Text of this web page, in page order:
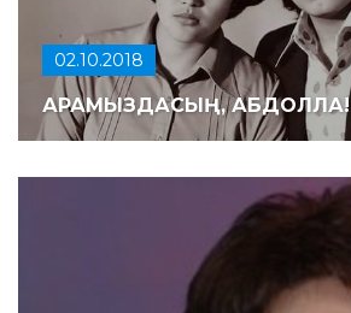
02.10.2018
АРАМЫЗДАСЫҢ, АБДОЛЛА!